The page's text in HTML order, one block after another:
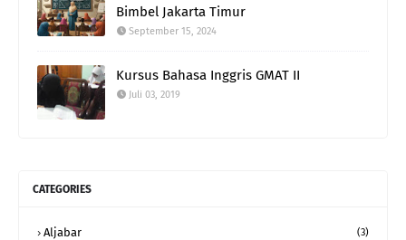
Bimbel Jakarta Timur
September 15, 2024
Kursus Bahasa Inggris GMAT II
Juli 03, 2019
CATEGORIES
Aljabar (3)